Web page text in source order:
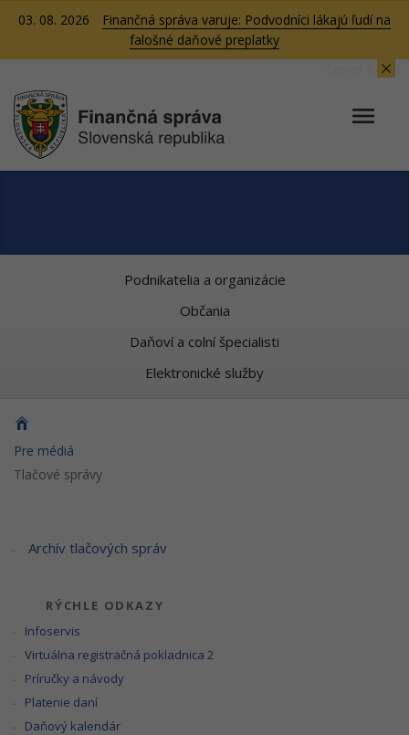
03. 08. 2026
Finančná správa varuje: Podvodníci lákajú ľudí na
falošné daňové preplatky
Server BB04
Podnikatelia a organizácie
Občania
Daňoví a colní špecialisti
Elektronické služby
Pre médiá
Tlačové správy
Archív tlačových správ
RÝCHLE ODKAZY
Infoservis
Virtuálna registračná pokladnica 2
Príručky a návody
Platenie daní
Daňový kalendár